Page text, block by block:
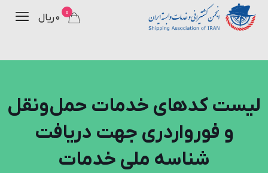
0 ۰ ریال
لیست کدهای خدمات حمل‌ونقل
و فورواردری جهت دریافت
شناسه ملی خدمات